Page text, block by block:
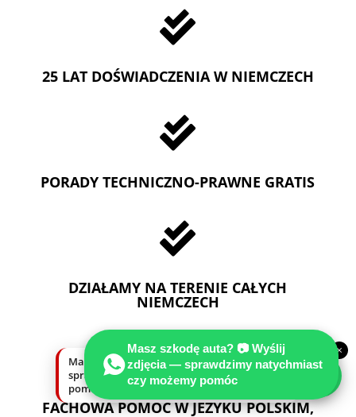

25 LAT DOŚWIADCZENIA W NIEMCZECH

PORADY TECHNICZNO-PRAWNE GRATIS

DZIAŁAMY NA TERENIE CAŁYCH
NIEMCZECH

FACHOWA POMOC W JEZYKU POLSKIM,
Masz szkodę auta? 📷 Wyślij
zdjęcia — sprawdzimy natychmiast
czy możemy pomóc
×
Masz szkodę auta? Wyślij zdjęcia —
sprawdzimy natychmiast, czy możemy
pomóc.